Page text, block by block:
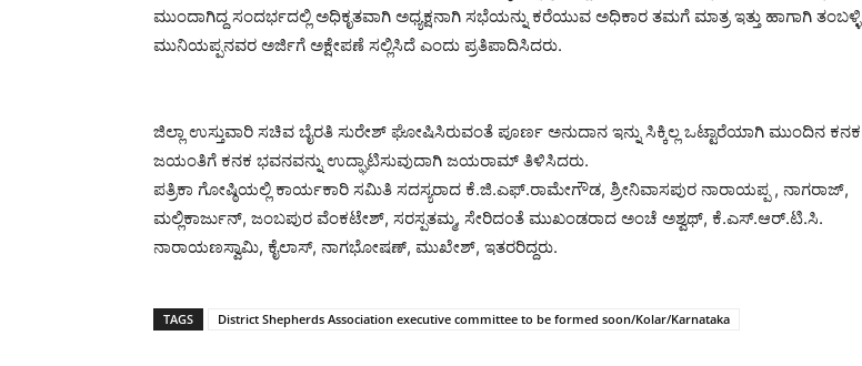
ಮುಂದಾಗಿದ್ದ ಸಂದರ್ಭದಲ್ಲಿ ಅಧಿಕೃತವಾಗಿ ಅಧ್ಯಕ್ಷನಾಗಿ ಸಭೆಯನ್ನು ಕರೆಯುವ ಅಧಿಕಾರ ತಮಗೆ ಮಾತ್ರ ಇತ್ತು ಹಾಗಾಗಿ ತಂಬಳ್ಳಿ
ಮುನಿಯಪ್ಪನವರ ಅರ್ಜಿಗೆ ಅಕ್ಷೇಪಣೆ ಸಲ್ಲಿಸಿದೆ ಎಂದು ಪ್ರತಿಪಾದಿಸಿದರು.
ಜಿಲ್ಲಾ ಉಸ್ತುವಾರಿ ಸಚಿವ ಬೈರತಿ ಸುರೇಶ್ ಘೋಷಿಸಿರುವಂತೆ ಪೂರ್ಣ ಅನುದಾನ ಇನ್ನು ಸಿಕ್ಕಿಲ್ಲ ಒಟ್ಟಾರೆಯಾಗಿ ಮುಂದಿನ ಕನಕ
ಜಯಂತಿಗೆ ಕನಕ ಭವನವನ್ನು ಉದ್ಘಾಟಿಸುವುದಾಗಿ ಜಯರಾಮ್ ತಿಳಿಸಿದರು.
ಪತ್ರಿಕಾ ಗೋಷ್ಠಿಯಲ್ಲಿ ಕಾರ್ಯಕಾರಿ ಸಮಿತಿ ಸದಸ್ಯರಾದ ಕೆ.ಜಿ.ಎಫ್.ರಾಮೇಗೌಡ, ಶ್ರೀನಿವಾಸಪುರ ನಾರಾಯಪ್ಪ , ನಾಗರಾಜ್,
ಮಲ್ಲಿಕಾರ್ಜುನ್, ಜಂಬಪುರ ವೆಂಕಟೇಶ್, ಸರಸ್ಪತಮ್ಮ, ಸೇರಿದಂತೆ ಮುಖಂಡರಾದ ಅಂಚೆ ಅಶ್ವಥ್, ಕೆ.ಎಸ್.ಆರ್.ಟಿ.ಸಿ.
ನಾರಾಯಣಸ್ವಾಮಿ, ಕೈಲಾಸ್, ನಾಗಭೋಷಣ್, ಮುಖೇಶ್, ಇತರರಿದ್ದರು.
TAGS District Shepherds Association executive committee to be formed soon/Kolar/Karnataka